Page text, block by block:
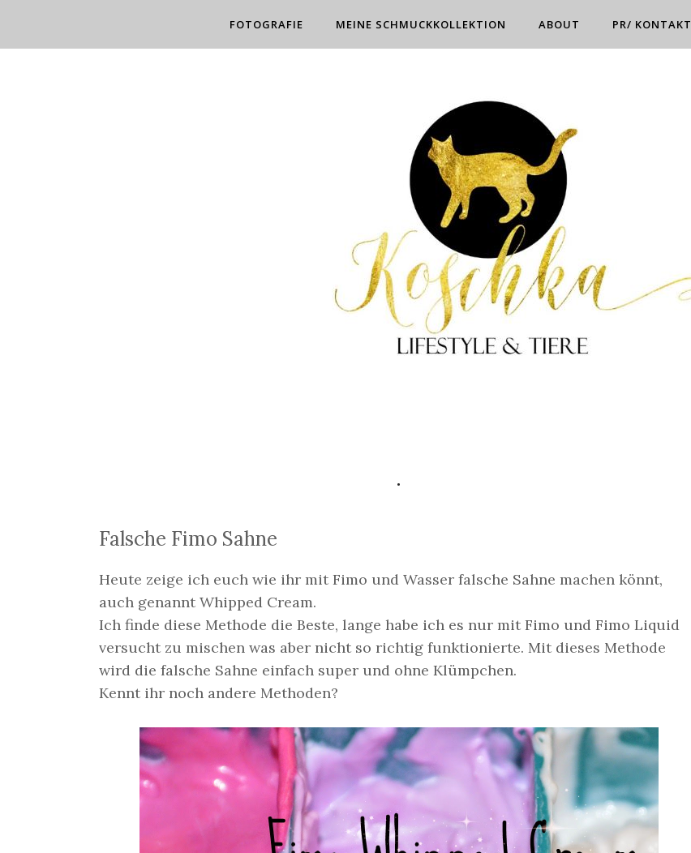
FOTOGRAFIE MEINE SCHMUCKKOLLEKTION ABOUT PR/ KONTAKT
.
Falsche Fimo Sahne
Heute zeige ich euch wie ihr mit Fimo und Wasser falsche Sahne machen könnt,
auch genannt Whipped Cream.
Ich finde diese Methode die Beste, lange habe ich es nur mit Fimo und Fimo Liquid
versucht zu mischen was aber nicht so richtig funktionierte. Mit dieses Methode
wird die falsche Sahne einfach super und ohne Klümpchen.
Kennt ihr noch andere Methoden?